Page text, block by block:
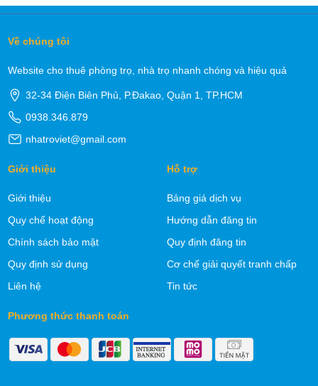
Về chúng tôi
Website cho thuê phòng trọ, nhà trọ nhanh chóng và hiệu quả
32-34 Điện Biên Phủ, P.Đakao, Quận 1, TP.HCM
0938.346.879
nhatroviet@gmail.com
Giới thiệu
Giới thiệu
Quy chế hoạt động
Chính sách bảo mật
Quy định sử dụng
Liên hệ
Hỗ trợ
Bảng giá dịch vụ
Hướng dẫn đăng tin
Quy định đăng tin
Cơ chế giải quyết tranh chấp
Tin tức
Phương thức thanh toán